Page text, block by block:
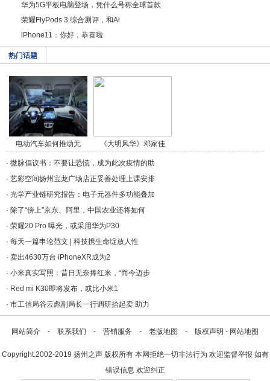
华为5G平板电脑登场，凭什么号称全球首款
荣耀FlyPods 3 综合测评，和Ai
iPhone11：你好，恭喜啦
热门话题
电动汽车如何推动无
人/a>
《大明风华》邓家佳
饰/a>
· 微脉倡议书：不要让恐慌，成为此次疫情的助
· 艺彩空间扬州宝龙广场店正妥善处理上课安排
· 光学产业链研究报告：电子元器件多功能叠加
· 除了“傍上”京东、阿里，中国农业还将如何
· 荣耀20 Pro 曝光，或采用华为P30
· 每天一篇申论范文 | 科技携生命绽放人性
· 卖出4630万台 iPhoneXR成为2
· 小米真实写照：昔日无奈捧红米，“而今迈步
· Red mi K30即将发布，或比小米1
· 市工信局谷云彪副局长一行调研拾起卖 助力
网站简介 - 联系我们 - 营销服务 - 老版地图 - 版权声明 - 网站地图
Copyright.2002-2019 扬州之声版权所有 本网拒绝一切非法行为 欢迎监督举报 如有
错误信息 欢迎纠正